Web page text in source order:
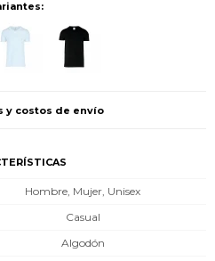
y costos de envío
Hombre, Mujer, Unisex
Casual
Algodón